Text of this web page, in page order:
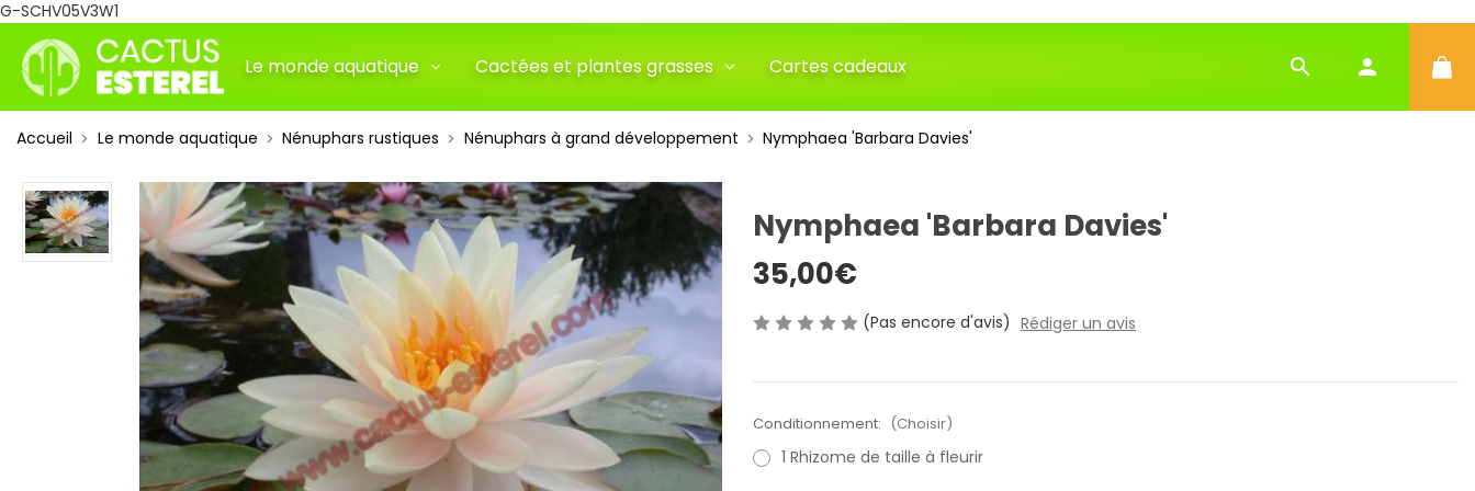
G-SCHV05V3W1
Le monde aquatique Cactées et plantes grasses Cartes cadeaux
Accueil Le monde aquatique Nénuphars rustiques Nénuphars à grand développement Nymphaea 'Barbara Davies'
Nymphaea 'Barbara Davies'
35,00€
(Pas encore d'avis) Rédiger un avis
Conditionnement: (Choisir)
1 Rhizome de taille à fleurir